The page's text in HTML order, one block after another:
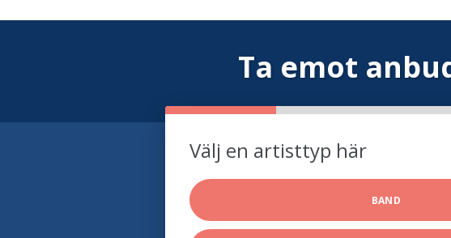
Ta emot
Välj en artisttyp här
BAND